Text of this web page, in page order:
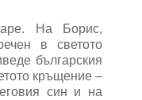
На Борис,
в светото
българския
кръщение –
син и на